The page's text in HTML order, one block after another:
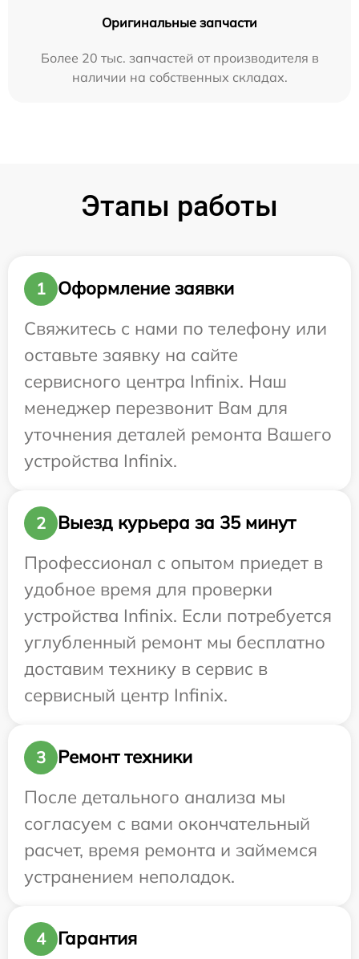
Оригинальные запчасти
Более 20 тыс. запчастей от производителя в
наличии на собственных складах.
Этапы работы
1
Оформление заявки
Свяжитесь с нами по телефону или
оставьте заявку на сайте
сервисного центра Infinix. Наш
менеджер перезвонит Вам для
уточнения деталей ремонта Вашего
устройства Infinix.
2
Выезд курьера за 35 минут
Профессионал с опытом приедет в
удобное время для проверки
устройства Infinix. Если потребуется
углубленный ремонт мы бесплатно
доставим технику в сервис в
сервисный центр Infinix.
3
Ремонт техники
После детального анализа мы
согласуем с вами окончательный
расчет, время ремонта и займемся
устранением неполадок.
4 Гарантия